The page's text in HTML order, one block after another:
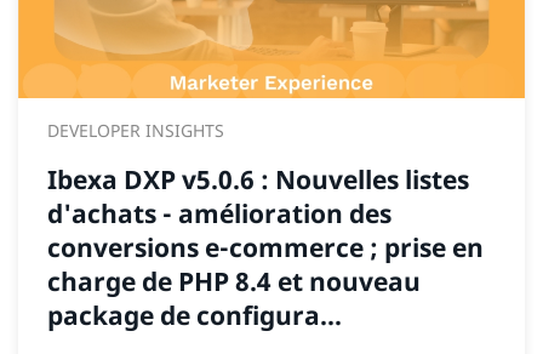
DEVELOPER INSIGHTS
Ibexa DXP v5.0.6 : Nouvelles listes
d'achats - amélioration des
conversions e-commerce ; prise en
charge de PHP 8.4 et nouveau
package de configura...